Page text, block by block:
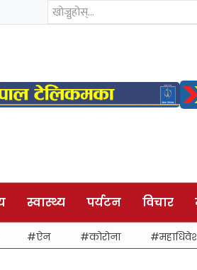
स्वास्थ्य पर्यटन विचार
ऐन कोरोना